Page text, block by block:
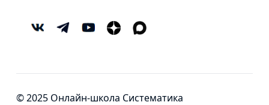
© 2025 Онлайн-школа Систематика